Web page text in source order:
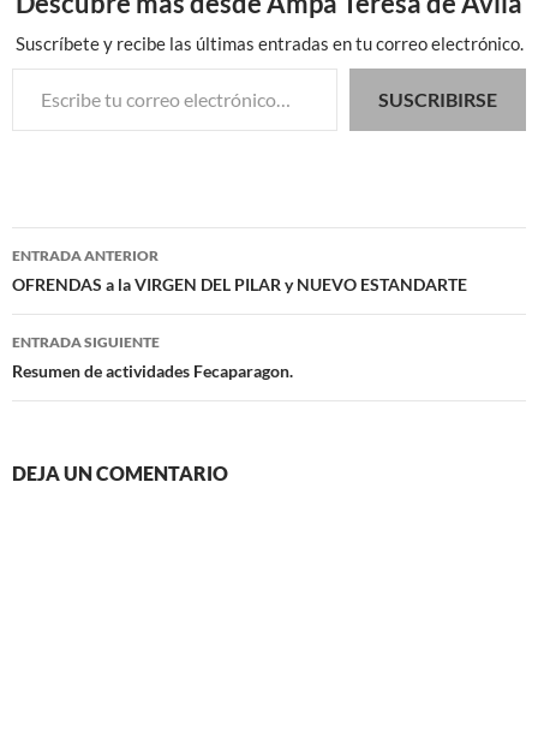
Suscríbete y recibe las últimas entradas en tu correo electrónico.
Escribe tu correo electrónico…
SUSCRIBIRSE
Navegación
de
entradas
ENTRADA ANTERIOR
OFRENDAS a la VIRGEN DEL PILAR y NUEVO ESTANDARTE
ENTRADA SIGUIENTE
Resumen de actividades Fecaparagon.
DEJA UN COMENTARIO